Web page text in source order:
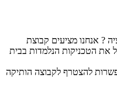
? אנחנו מציעים קבוצת
את הטכניקות הנלמדות בבית
להצטרף לקבוצה הותיקה